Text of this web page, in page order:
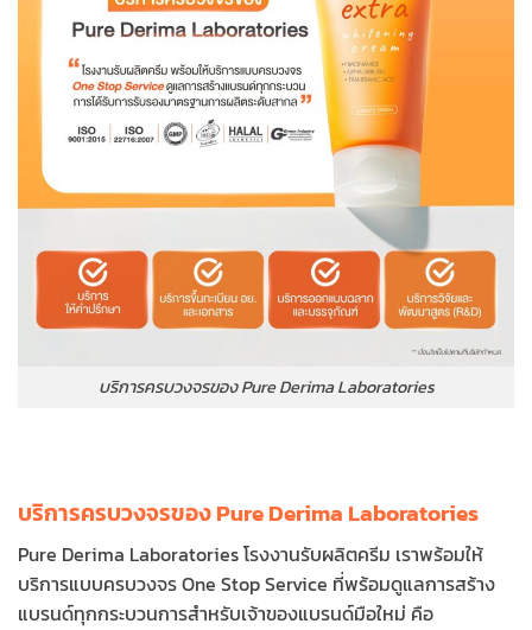
บริการครบวงจรของ Pure Derima Laboratories
บริการครบวงจรของ Pure Derima Laboratories
Pure Derima Laboratories โรงงานรับผลิตครีม เราพร้อมให้
บริการแบบครบวงจร One Stop Service ที่พร้อมดูแลการสร้าง
แบรนด์ทุกกระบวนการสำหรับเจ้าของแบรนด์มือใหม่ คือ